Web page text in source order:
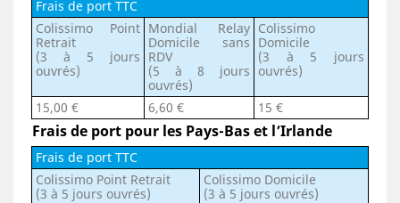
Frais de port TTC
Colissimo Point
Retrait
(3 à 5 jours
ouvrés)
Mondial Relay
Domicile sans
RDV
(5 à 8 jours
ouvrés)
Colissimo
Domicile
(3 à 5 jours
ouvrés)
15,00 € 6,60 € 15 €
Frais de port pour les Pays-Bas et l’Irlande
Frais de port TTC
Colissimo Point Retrait
(3 à 5 jours ouvrés)
Colissimo Domicile
(3 à 5 jours ouvrés)